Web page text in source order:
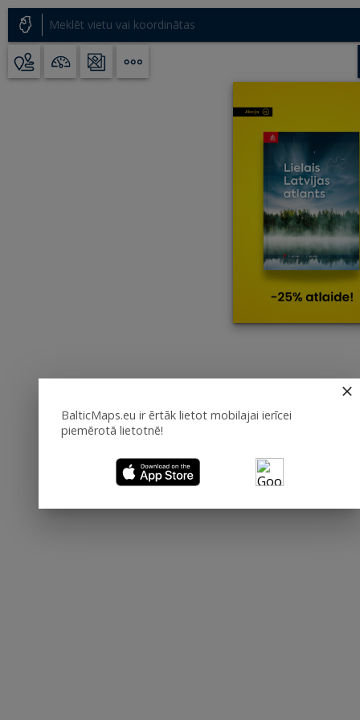
BalticMaps.eu ir ērtāk lietot mobilajai ierīcei
piemērotā lietotnē!